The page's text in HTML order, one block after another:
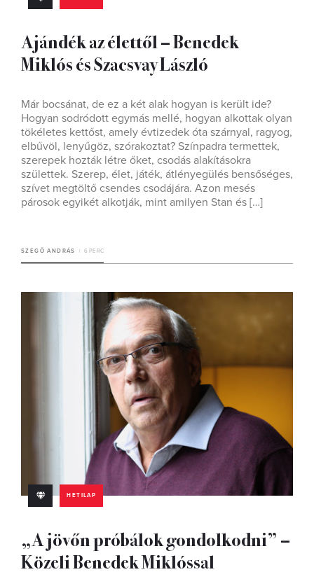
Ajándék az élettől – Benedek
Miklós és Szacsvay László
Már bocsánat, de ez a két alak hogyan is került ide?
Hogyan sodródott egymás mellé, hogyan alkottak olyan
tökéletes kettőst, amely évtizedek óta szárnyal, ragyog,
elbűvöl, lenyűgöz, szórakoztat? Színpadra termettek,
szerepek hozták létre őket, csodás alakításokra
születtek. Szerep, élet, játék, átlényegülés bensőséges,
szívet megtöltő csendes csodájára. Azon mesés
párosok egyikét alkotják, mint amilyen Stan és […]
SZEGŐ ANDRÁS 6 PERC
HETILAP
„A jövőn próbálok gondolkodni” –
Közeli Benedek Miklóssal